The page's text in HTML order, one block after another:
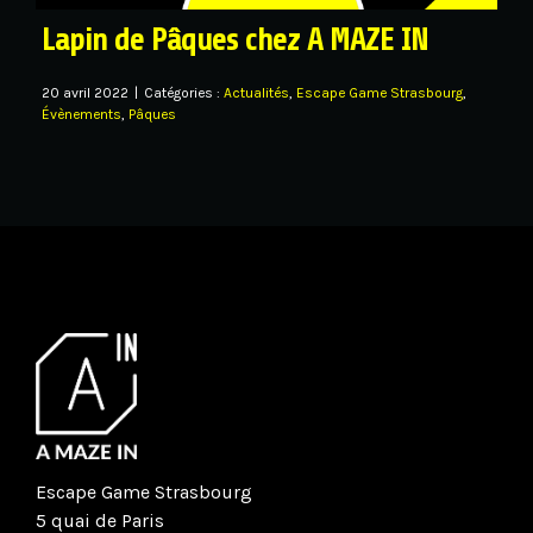
Lapin de Pâques chez A MAZE IN
20 avril 2022 Catégories : Actualités, Escape Game Strasbourg,
Évènements, Pâques
Escape Game Strasbourg
5 quai de Paris